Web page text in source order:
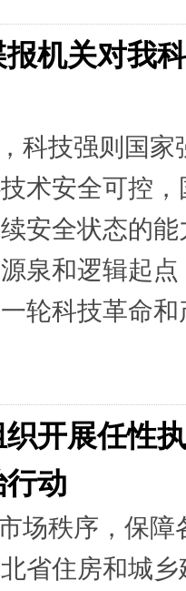
机关对我
科技强则国
术安全可控
安全状态的
泉和逻辑起
轮科技革命
开展任性
动
场秩序，保
省住房和城